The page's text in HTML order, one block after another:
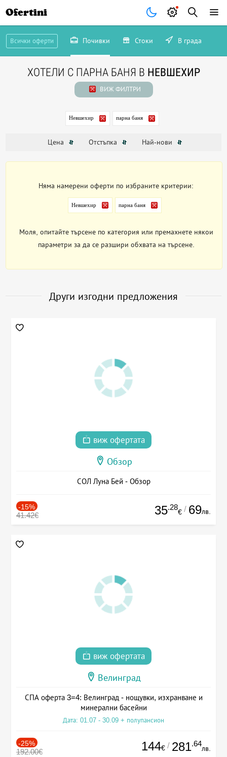
Ofertini
Всички оферти Почивки Стоки В града
ХОТЕЛИ С ПАРНА БАНЯ В НЕВШЕХИР
ВИЖ ФИЛТРИ
Невшехир парна баня
Цена Отстъпка Най-нови
Няма намерени оферти по избраните критерии:
Невшехир парна баня
Моля, опитайте търсене по категория или премахнете някои
параметри за да се разшири обхвата на търсене.
Други изгодни предложения
виж офертата
Обзор
СОЛ Луна Бей - Обзор
-15%
41.42€ 35.28
€ / 69лв.
виж офертата
Велинград
СПА оферта 3=4: Велинград - нощувки, изхранване и
минерални басейни
Дата: 01.07 - 30.09 + полупансион
-25%
192.00€ 144€ / 281.64
лв.